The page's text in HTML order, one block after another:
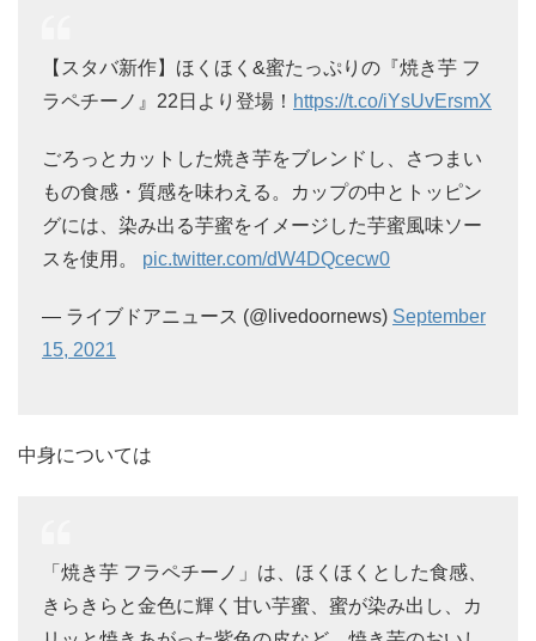
【スタバ新作】ほくほく&蜜たっぷりの『焼き芋 フ
ラペチーノ』22日より登場！ https://t.co/iYsUvErsmX
ごろっとカットした焼き芋をブレンドし、さつまい
もの食感・質感を味わえる。カップの中とトッピン
グには、染み出る芋蜜をイメージした芋蜜風味ソー
スを使用。 pic.twitter.com/dW4DQcecw0
— ライブドアニュース (@livedoornews) September
15, 2021
中身については
「焼き芋 フラペチーノ」は、ほくほくとした食感、
きらきらと金色に輝く甘い芋蜜、蜜が染み出し、カ